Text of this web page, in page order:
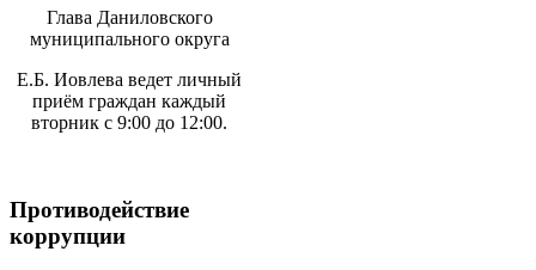
Глава Даниловского
муниципального округа
Е.Б. Иовлева ведет личный
приём граждан каждый
вторник с 9:00 до 12:00.
Противодействие
коррупции